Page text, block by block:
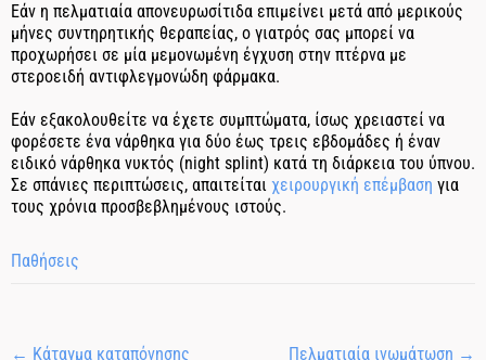
Εάν η πελματιαία απονευρωσίτιδα επιμείνει μετά από μερικούς
μήνες συντηρητικής θεραπείας, ο γιατρός σας μπορεί να
προχωρήσει σε μία μεμονωμένη έγχυση στην πτέρνα με
στεροειδή αντιφλεγμονώδη φάρμακα.
Εάν εξακολουθείτε να έχετε συμπτώματα, ίσως χρειαστεί να
φορέσετε ένα νάρθηκα για δύο έως τρεις εβδομάδες ή έναν
ειδικό νάρθηκα νυκτός (night splint) κατά τη διάρκεια του ύπνου.
Σε σπάνιες περιπτώσεις, απαιτείται χειρουργική επέμβαση για
τους χρόνια προσβεβλημένους ιστούς.
Παθήσεις
← Κάταγμα καταπόνησης Πελματιαία ινωμάτωση →